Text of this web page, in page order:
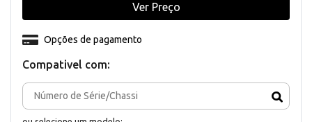
Compativel com:
Opções de pagamento
Ver Preço